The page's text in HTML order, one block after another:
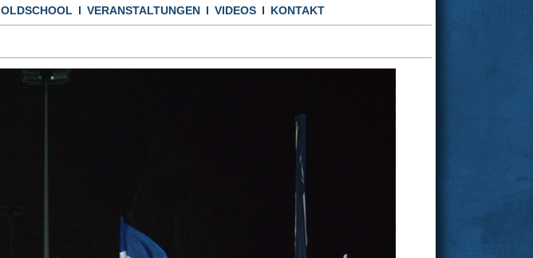
OLDSCHOOL VERANSTALTUNGEN VIDEOS KONTAKT